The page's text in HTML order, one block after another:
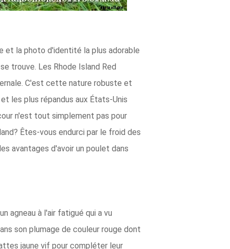
et la photo d'identité la plus adorable
trouve. Les Rhode Island Red
C'est cette nature robuste et
les plus répandus aux États-Unis
n'est tout simplement pas pour
Êtes-vous endurci par le froid des
avantages d'avoir un poulet dans
agneau à l'air fatigué qui a vu
son plumage de couleur rouge dont
jaune vif pour compléter leur